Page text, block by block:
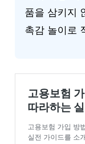
품을 삼키지
촉감 놀이로